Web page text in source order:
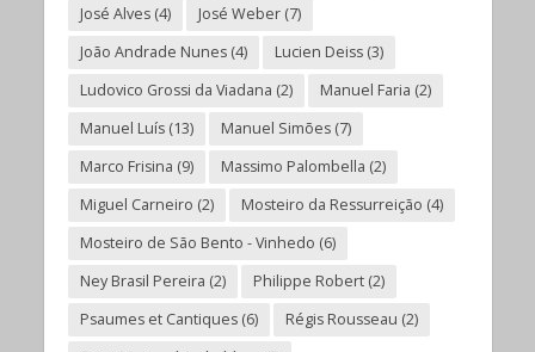
José Alves(4) José Weber(7)
João Andrade Nunes(4) Lucien Deiss(3)
Ludovico Grossi da Viadana (2) Manuel Faria (2)
Manuel Luís(13) Manuel Simões(7)
Marco Frisina (9) Massimo Palombella (2)
Miguel Carneiro (2) Mosteiro da Ressurreição (4)
Mosteiro de São Bento - Vinhedo (6)
Ney Brasil Pereira (2) Philippe Robert(2)
Psaumes et Cantiques(6) Régis Rousseau (2)